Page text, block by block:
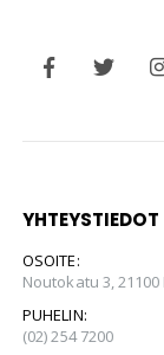
YHTEYSTIEDOT
OSOITE:
Noutokatu 3,
PUHELIN:
(02) 254 7200